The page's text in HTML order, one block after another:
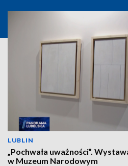
LUBLIN
„Pochwała uważności”.
w Muzeum Narodowym